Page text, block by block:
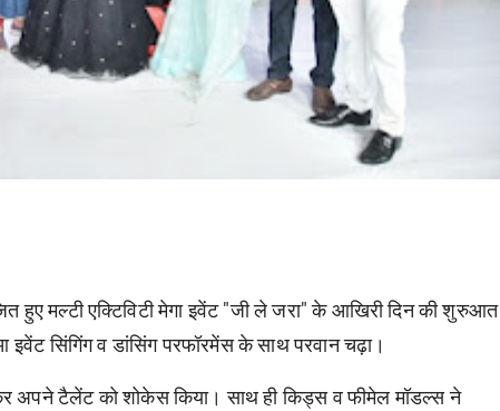
मल्टी एक्टिविटी मेगा इवेंट "जी ले जरा" के आखिरी दिन की शुरुआत
सिंगिंग व डांसिंग परफॉरमेंस के साथ परवान चढ़ा।
अपने टैलेंट को शोकेस किया। साथ ही किड्स व फीमेल मॉडल्स ने